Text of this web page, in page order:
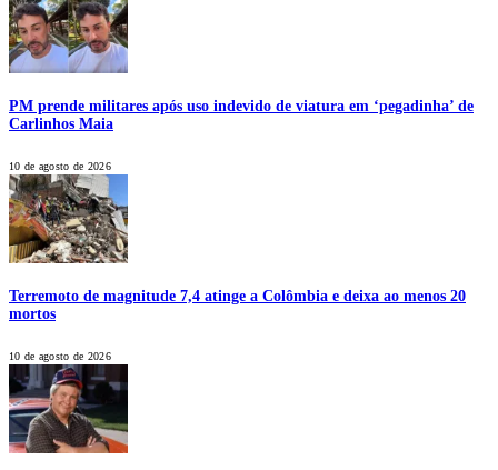
PM prende militares após uso indevido de viatura em ‘pegadinha’ de
Carlinhos Maia
10 de agosto de 2026
Terremoto de magnitude 7,4 atinge a Colômbia e deixa ao menos 20
mortos
10 de agosto de 2026